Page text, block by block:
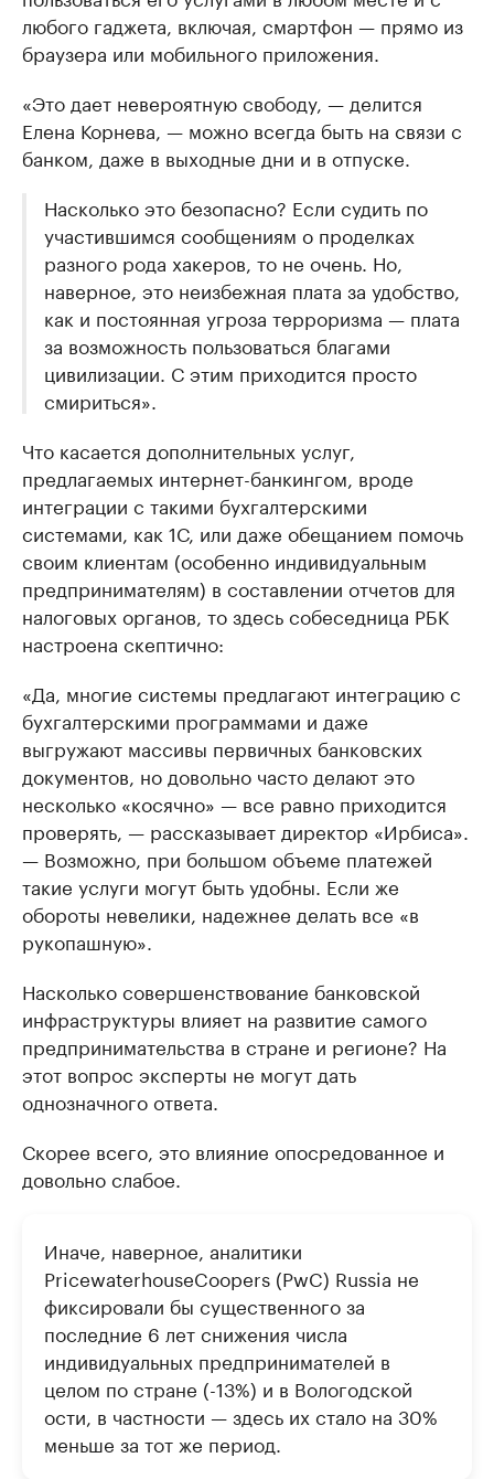
любого гаджета, включая, смартфон — прямо из
браузера или мобильного приложения.
«Это дает невероятную свободу, — делится
Елена Корнева, — можно всегда быть на связи с
банком, даже в выходные дни и в отпуске.
Насколько это безопасно? Если судить по
участившимся сообщениям о проделках
разного рода хакеров, то не очень. Но,
наверное, это неизбежная плата за удобство,
как и постоянная угроза терроризма — плата
за возможность пользоваться благами
цивилизации. С этим приходится просто
смириться».
Что касается дополнительных услуг,
предлагаемых интернет-банкингом, вроде
интеграции с такими бухгалтерскими
системами, как 1С, или даже обещанием помочь
своим клиентам (особенно индивидуальным
предпринимателям) в составлении отчетов для
налоговых органов, то здесь собеседница РБК
настроена скептично:
«Да, многие системы предлагают интеграцию с
бухгалтерскими программами и даже
выгружают массивы первичных банковских
документов, но довольно часто делают это
несколько «косячно» — все равно приходится
проверять, — рассказывает директор «Ирбиса».
— Возможно, при большом объеме платежей
такие услуги могут быть удобны. Если же
обороты невелики, надежнее делать все «в
рукопашную».
Насколько совершенствование банковской
инфраструктуры влияет на развитие самого
предпринимательства в стране и регионе? На
этот вопрос эксперты не могут дать
однозначного ответа.
Скорее всего, это влияние опосредованное и
довольно слабое.
Иначе, наверное, аналитики
PricewaterhouseCoopers (PwC) Russia не
фиксировали бы существенного за
последние 6 лет снижения числа
индивидуальных предпринимателей в
целом по стране (-13%) и в Вологодской
ости, в частности — здесь их стало на 30%
меньше за тот же период.